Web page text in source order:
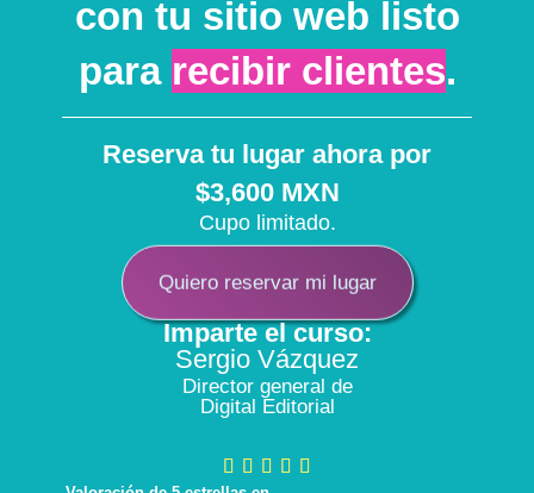
con tu sitio web listo
para recibir clientes.
Reserva tu lugar ahora por
$3,600 MXN
Cupo limitado.
Quiero reservar mi lugar
Imparte el curso:
Sergio Vázquez
Director general de
Digital Editorial